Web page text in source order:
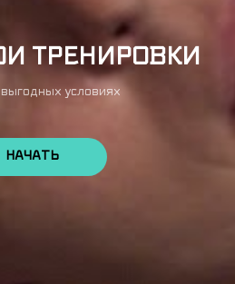
ТРЕНИРОВКИ
условиях
НАЧАТЬ